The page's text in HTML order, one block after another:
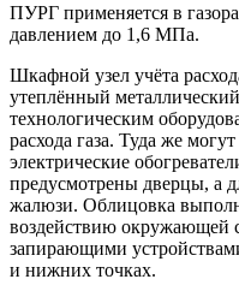
ПУРГ применяется в
давлением до 1,6 МПа.
Шкафной узел учёта
утеплённый
технологическим
расхода газа. Туда же
электрические
предусмотрены дверцы, а
жалюзи. Облицовка
воздействию окружающей
запирающими
и нижних точках.